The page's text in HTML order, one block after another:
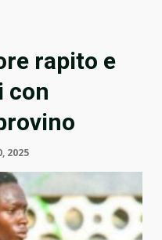
rapito e
con
2025